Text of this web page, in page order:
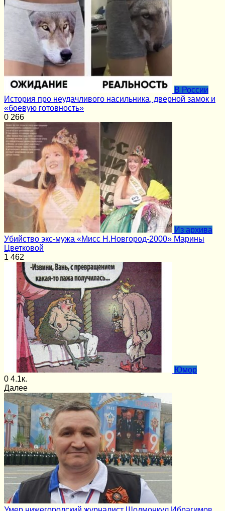
В России
История про неудачливого насильника, дверной замок и
«боевую готовность»
0 266
Из архива
Убийство экс-мужа «Мисс Н.Новгород-2000» Марины
Цветковой
1 462
Юмор
0 4.1к.
Далее